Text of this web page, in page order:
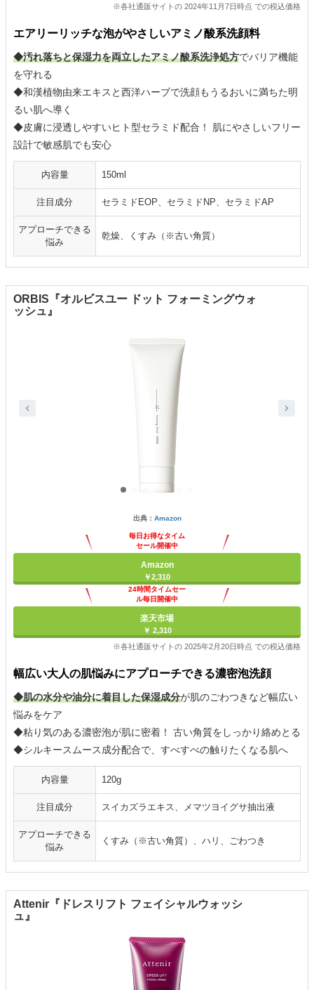
※各社通販サイトの 2024年11月7日時点 での税込価格
エアリーリッチな泡がやさしいアミノ酸系洗顔料
◆汚れ落ちと保湿力を両立したアミノ酸系洗浄処方でバリア機能
を守れる
◆和漢植物由来エキスと西洋ハーブで洗顔もうるおいに満ちた明
るい肌へ導く
◆皮膚に浸透しやすいヒト型セラミド配合！ 肌にやさしいフリー
設計で敏感肌でも安心
内容量 150ml
注目成分 セラミドEOP、セラミドNP、セラミドAP
アプローチできる
悩み
乾燥、くすみ（※古い角質）
ORBIS『オルビスユー ドット フォーミングウォ
ッシュ』
出典： Amazon
毎日お得なタイム
セール開催中
Amazon
￥2,310
24時間タイムセー
ル毎日開催中
楽天市場
￥ 2,310
※各社通販サイトの 2025年2月20日時点 での税込価格
幅広い大人の肌悩みにアプローチできる濃密泡洗顔
◆肌の水分や油分に着目した保湿成分が肌のごわつきなど幅広い
悩みをケア
◆粘り気のある濃密泡が肌に密着！ 古い角質をしっかり絡めとる
◆シルキースムース成分配合で、すべすべの触りたくなる肌へ
内容量 120g
注目成分 スイカズラエキス、メマツヨイグサ抽出液
アプローチできる
悩み
くすみ（※古い角質）、ハリ、ごわつき
Attenir『ドレスリフト フェイシャルウォッシ
ュ』